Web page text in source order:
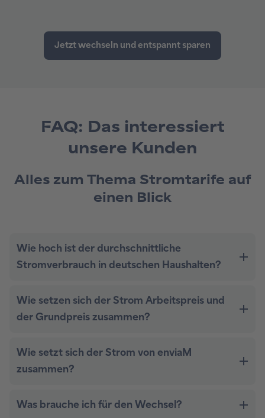
FAQ: Das interessiert
unsere Kunden
Alles zum Thema Stromtarife auf
einen Blick